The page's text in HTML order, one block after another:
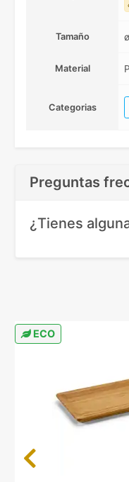
Tamaño
Material
Categorias
Preguntas
¿Tienes
ECO
Previous